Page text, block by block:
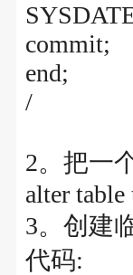
commit;
end;
/
2。把一
alter table
3。创建
代码: